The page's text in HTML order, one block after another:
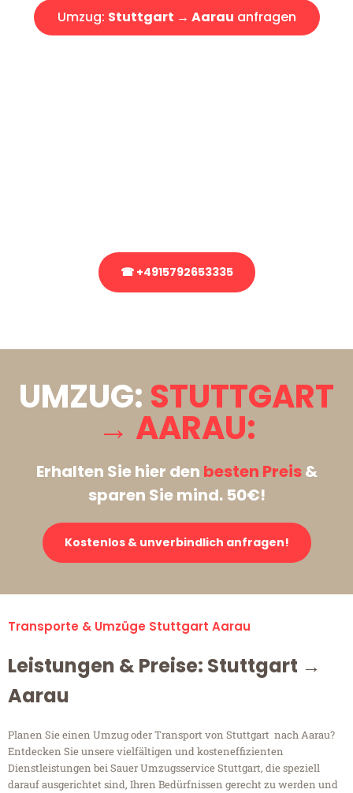
Umzug: Stuttgart → Aarau anfragen
☎ +4915792653335
UMZUG: STUTTGART
→ AARAU:
Erhalten Sie hier den besten Preis&
sparen Sie mind. 50€!
Kostenlos & unverbindlich anfragen!
Transporte & Umzüge Stuttgart Aarau
Leistungen & Preise: Stuttgart →
Aarau
Planen Sie einen Umzug oder Transport von Stuttgart nach Aarau?
Entdecken Sie unsere vielfältigen und kosteneffizienten
Dienstleistungen bei Sauer Umzugsservice Stuttgart, die speziell
darauf ausgerichtet sind, Ihren Bedürfnissen gerecht zu werden und